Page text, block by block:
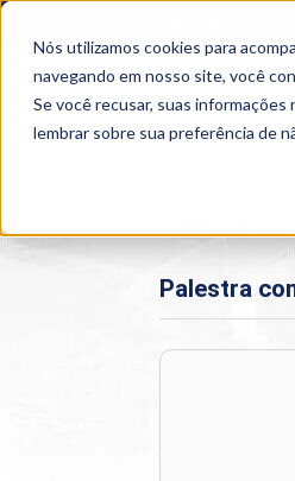
Nós utilizamos cookies para
navegando em nosso site, você
Se você recusar, suas
lembrar sobre sua preferência de
SEMIPRESENCIAL
Palestra